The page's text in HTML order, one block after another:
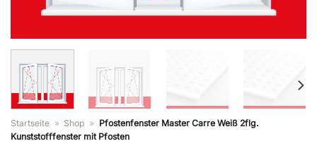
Startseite » Shop » Pfostenfenster Master Carre Weiß 2flg.
Kunststofffenster mit Pfosten